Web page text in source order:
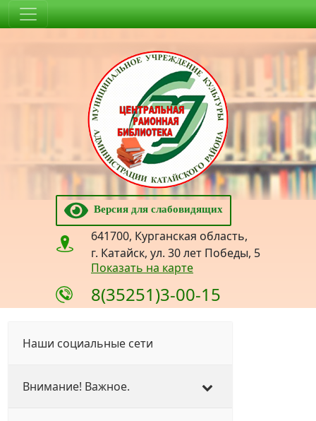
Версия для слабовидящих
641700, Курганская область,
г. Катайск, ул. 30 лет Победы, 5
Показать на карте
8(35251)3-00-15
Наши социальные сети
Внимание! Важное.